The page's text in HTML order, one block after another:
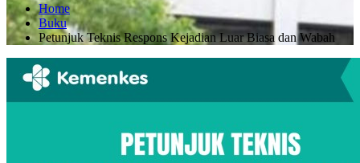
Home
Buku
Petunjuk Teknis Respons Kejadian Luar Biasa dan Wabah